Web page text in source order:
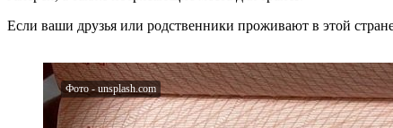
Если ваши друзья или родственники проживают в этой